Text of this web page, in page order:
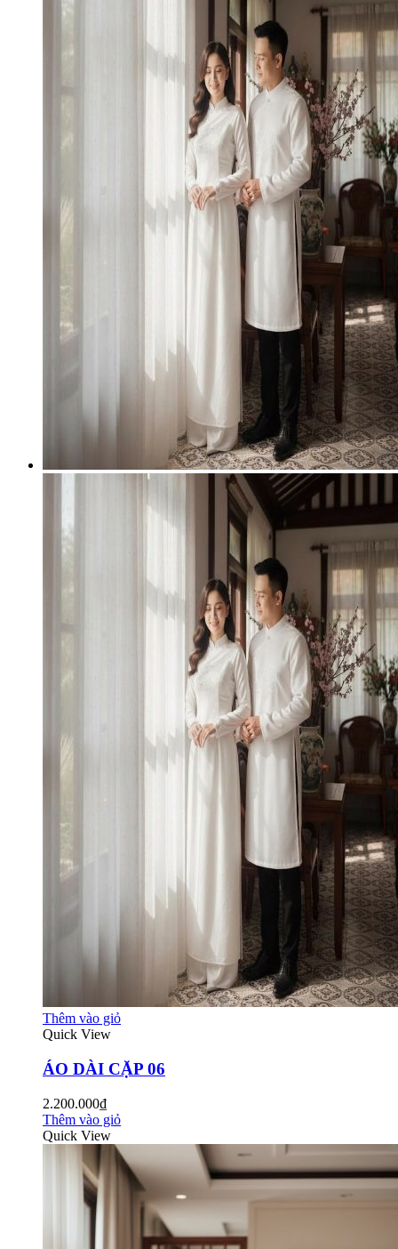
Thêm vào giỏ
Quick View
ÁO DÀI CẶP 06
2.200.000₫
Thêm vào giỏ
Quick View